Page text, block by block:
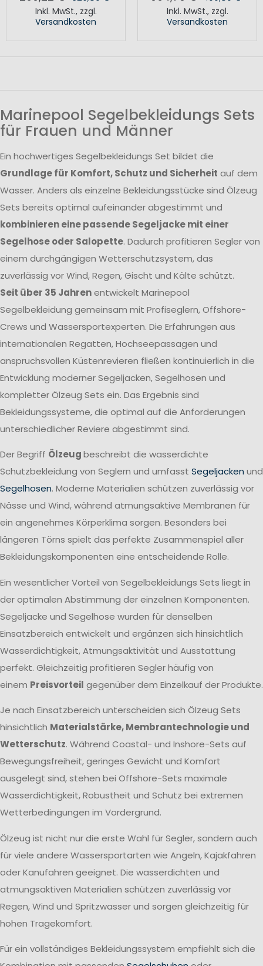
Inkl. MwSt., zzgl.
Versandkosten
Inkl. MwSt., zzgl.
Versandkosten
Marinepool Segelbekleidungs Sets
für Frauen und Männer
Ein hochwertiges Segelbekleidungs Set bildet die
Grundlage für Komfort, Schutz und Sicherheit auf dem
Wasser. Anders als einzelne Bekleidungsstücke sind Ölzeug
Sets bereits optimal aufeinander abgestimmt und
kombinieren eine passende Segeljacke mit einer
Segelhose oder Salopette. Dadurch profitieren Segler von
einem durchgängigen Wetterschutzsystem, das
zuverlässig vor Wind, Regen, Gischt und Kälte schützt.
Seit über 35 Jahrenentwickelt Marinepool
Segelbekleidung gemeinsam mit Profiseglern, Offshore-
Crews und Wassersportexperten. Die Erfahrungen aus
internationalen Regatten, Hochseepassagen und
anspruchsvollen Küstenrevieren fließen kontinuierlich in die
Entwicklung moderner Segeljacken, Segelhosen und
kompletter Ölzeug Sets ein. Das Ergebnis sind
Bekleidungssysteme, die optimal auf die Anforderungen
unterschiedlicher Reviere abgestimmt sind.
Der Begriff Ölzeugbeschreibt die wasserdichte
Schutzbekleidung von Seglern und umfasst Segeljacken und
Segelhosen. Moderne Materialien schützen zuverlässig vor
Nässe und Wind, während atmungsaktive Membranen für
ein angenehmes Körperklima sorgen. Besonders bei
längeren Törns spielt das perfekte Zusammenspiel aller
Bekleidungskomponenten eine entscheidende Rolle.
Ein wesentlicher Vorteil von Segelbekleidungs Sets liegt in
der optimalen Abstimmung der einzelnen Komponenten.
Segeljacke und Segelhose wurden für denselben
Einsatzbereich entwickelt und ergänzen sich hinsichtlich
Wasserdichtigkeit, Atmungsaktivität und Ausstattung
perfekt. Gleichzeitig profitieren Segler häufig von
einem Preisvorteil gegenüber dem Einzelkauf der Produkte.
Je nach Einsatzbereich unterscheiden sich Ölzeug Sets
hinsichtlich Materialstärke, Membrantechnologie und
Wetterschutz. Während Coastal- und Inshore-Sets auf
Bewegungsfreiheit, geringes Gewicht und Komfort
ausgelegt sind, stehen bei Offshore-Sets maximale
Wasserdichtigkeit, Robustheit und Schutz bei extremen
Wetterbedingungen im Vordergrund.
Ölzeug ist nicht nur die erste Wahl für Segler, sondern auch
für viele andere Wassersportarten wie Angeln, Kajakfahren
oder Kanufahren geeignet. Die wasserdichten und
atmungsaktiven Materialien schützen zuverlässig vor
Regen, Wind und Spritzwasser und sorgen gleichzeitig für
hohen Tragekomfort.
Für ein vollständiges Bekleidungssystem empfiehlt sich die